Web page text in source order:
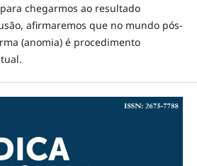
chegarmos ao resultado
afirmaremos que no mundo pós-
(anomia) é procedimento